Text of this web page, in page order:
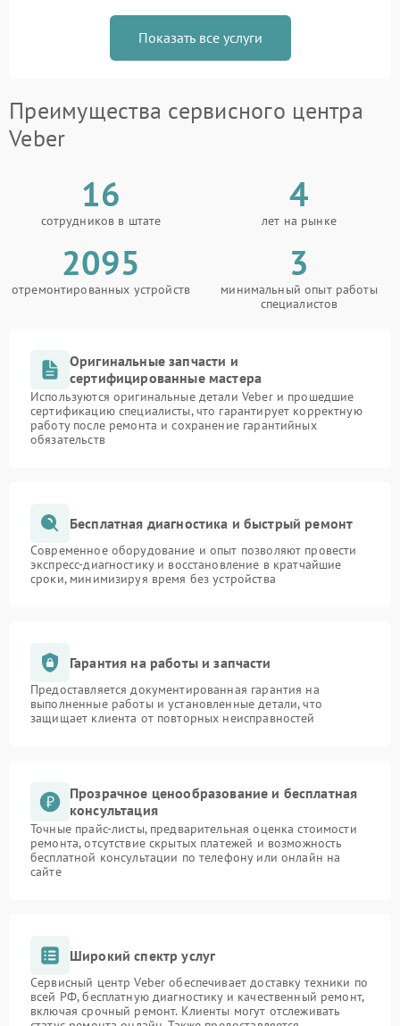
Показать все услуги
Преимущества сервисного центра
Veber
16
сотрудников в штате
4
лет на рынке
2095
отремонтированных устройств
3
минимальный опыт работы
специалистов
Оригинальные запчасти и
сертифицированные мастера
Используются оригинальные детали Veber и прошедшие
сертификацию специалисты, что гарантирует корректную
работу после ремонта и сохранение гарантийных
обязательств
Бесплатная диагностика и быстрый ремонт
Современное оборудование и опыт позволяют провести
экспресс-диагностику и восстановление в кратчайшие
сроки, минимизируя время без устройства
Гарантия на работы и запчасти
Предоставляется документированная гарантия на
выполненные работы и установленные детали, что
защищает клиента от повторных неисправностей
Прозрачное ценообразование и бесплатная
консультация
Точные прайс-листы, предварительная оценка стоимости
ремонта, отсутствие скрытых платежей и возможность
бесплатной консультации по телефону или онлайн на
сайте
Широкий спектр услуг
Сервисный центр Veber обеспечивает доставку техники по
всей РФ, бесплатную диагностику и качественный ремонт,
включая срочный ремонт. Клиенты могут отслеживать